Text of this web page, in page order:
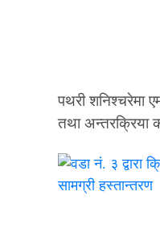
पथरी शनिश्चरेमा
तथा अन्तरक्रिया